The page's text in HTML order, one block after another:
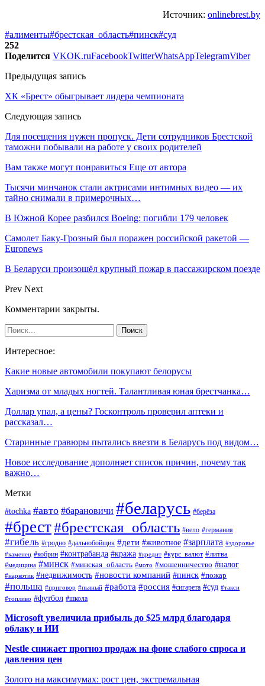
Источник: onlinebrest.by
#алименты#брестская_область#пинск#суд
252
Поделится VKOK.ruFacebookTwitterWhatsAppTelegramViber
Предыдущая запись
ХК «Брест» обыгрывает лидера чемпионата
Следующая запись
Для посещения нужен пропуск. Дети сотрудников Брестской
таможни побывали на работе у своих родителей
Вам также могут понравиться Еще от автора
Тысячи минчанок стали актрисами интимных видео — их
тайно снимали в примерочных…
В Южной Корее разбился Boeing: погибли 179 человек
Самолет Баку-Грозный был поражен российской ракетой —
Euronews
В Беларуси произошёл крупный пожар в пассажирском поезде
Prev Next
Комментарии закрыты.
Интересное:
Какие новые автомобили покупают белорусы
Харизма от младых ногтей. Талантливая юная брестчанка…
Доллар упал, а цены? Госконтроль проверил аптеки и
рассказал…
Старинные гравюры пытались ввезти в Беларусь под видом…
Новое исследование дополняет список причин, почему так
важно…
Метки
#tochka #авто #барановичи #беларусь #берёза
#брест#брестская_область #вело #германия
#гибель #гродно #дальнобойщик #дети #животное #зарплата #здоровье
#каменец #кобрин #контрабанда #кража #кредит #курс_валют #литва
#медицина #минск #минская_область #мото #мошенничество #налог
#наркотик #недвижимость #новости компаний #пинск #пожар
#польша #приговор #пьяный #работа #россия #сигарета #суд #такси
#топливо #футбол #школа
Microsoft увеличила прибыль до $25 млрд благодаря
облаку и ИИ
Nestle снижает прогноз продаж на фоне слабого спроса и
давления цен
Золото на максимумах: рост цен, экстремальная